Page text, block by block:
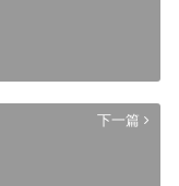
下一篇